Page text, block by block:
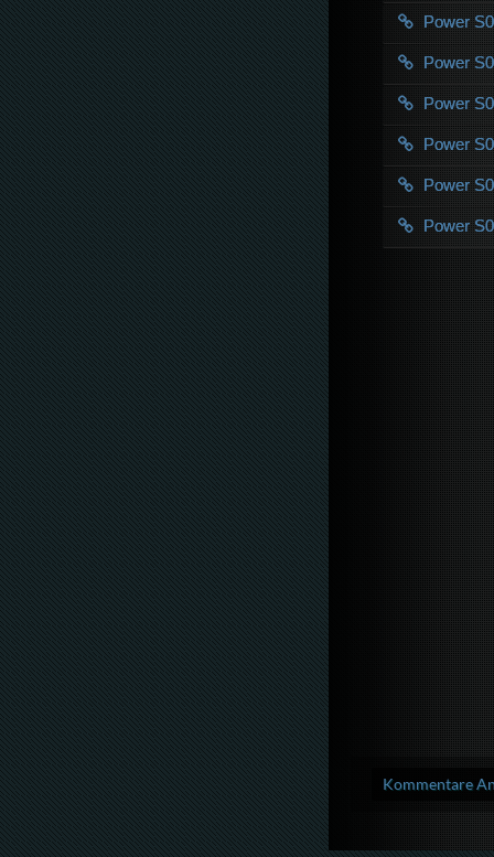
Power
Power
Power
Power
Power
Power
Kommentare